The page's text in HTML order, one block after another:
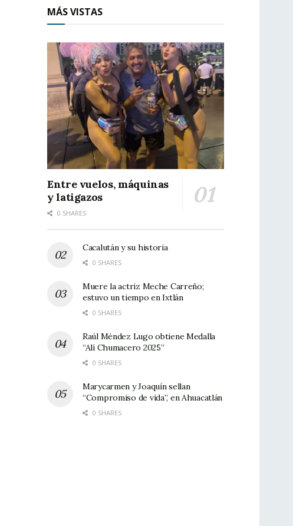
MÁS VISTAS
Entre vuelos, máquinas
y latigazos
0 SHARES
Cacalután y su historia
0 SHARES
Muere la actriz Meche Carreño;
estuvo un tiempo en Ixtlán
0 SHARES
Raúl Méndez Lugo obtiene Medalla
“Alí Chumacero 2025”
0 SHARES
Marycarmen y Joaquín sellan
“Compromiso de vida”, en Ahuacatlán
0 SHARES